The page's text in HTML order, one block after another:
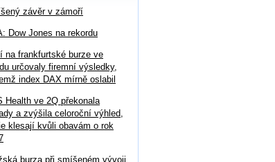
závěr v zámoří
Dow Jones na rekordu
na frankfurtské burze ve
určovaly firemní výsledky,
index DAX mírně oslabil
Health ve 2Q překonala
a zvýšila celoroční výhled,
klesají kvůli obavám o rok
burza při smíšeném vývoji